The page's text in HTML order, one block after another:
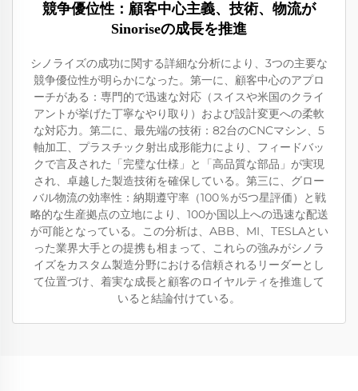
競争優位性：顧客中心主義、技術、物流が
Sinoriseの成長を推進
シノライズの成功に関する詳細な分析により、3つの主要な
競争優位性が明らかになった。第一に、顧客中心のアプロ
ーチがある：専門的で迅速な対応（スイスや米国のクライ
アントが挙げた丁寧なやり取り）および設計変更への柔軟
な対応力。第二に、最先端の技術：82台のCNCマシン、5
軸加工、プラスチック射出成形能力により、フィードバッ
クで言及された「完璧な仕様」と「高品質な部品」が実現
され、卓越した製造技術を確保している。第三に、グロー
バル物流の効率性：納期遵守率（100％が5つ星評価）と戦
略的な生産拠点の立地により、100か国以上への迅速な配送
が可能となっている。この分析は、ABB、MI、TESLAとい
った業界大手との提携も相まって、これらの強みがシノラ
イズをカスタム製造分野における信頼されるリーダーとし
て位置づけ、着実な成長と顧客のロイヤルティを推進して
いると結論付けている。